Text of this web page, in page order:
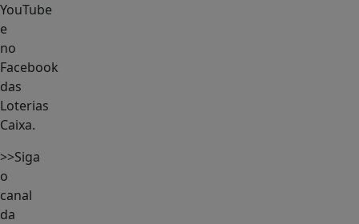
YouTube
e
no
Facebook
das
Loterias
Caixa.
>>Siga
o
canal
da